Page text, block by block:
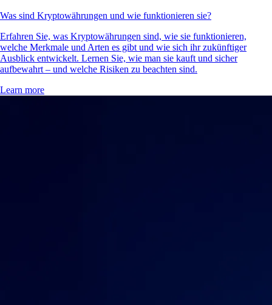
Was sind Kryptowährungen und wie funktionieren sie?
Erfahren Sie, was Kryptowährungen sind, wie sie funktionieren,
welche Merkmale und Arten es gibt und wie sich ihr zukünftiger
Ausblick entwickelt. Lernen Sie, wie man sie kauft und sicher
aufbewahrt – und welche Risiken zu beachten sind.
Learn more